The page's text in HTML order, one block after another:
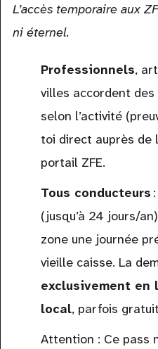
L’accès temporaire aux
ni éternel.
Professionnels,
villes accordent
selon l’activité
toi direct auprès de
portail ZFE.
Tous conducteurs
(jusqu’à 24 jours/
zone une journée
vieille caisse. La
exclusivement
local, parfois
Attention : Ce pass